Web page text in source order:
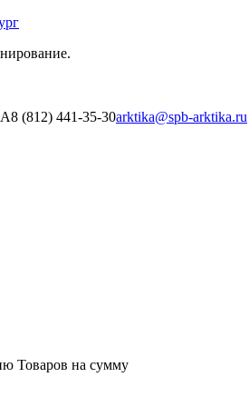
8 (812) 441-35-30arktika@spb-arktika.ru
Товаров на сумму